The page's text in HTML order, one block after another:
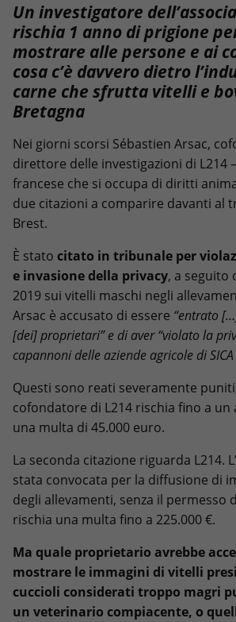
Un investigatore
rischia 1 anno di prigione
mostrare alle persone e ai
cosa c’è davvero dietro
carne che sfrutta vitelli e
Bretagna
Nei giorni scorsi Sébastien Arsac,
direttore delle investigazioni di L214
francese che si occupa di diritti
due citazioni a comparire davanti al
Brest.
È stato citato in tribunale per
e invasione della privacy, a seguito
2019 sui vitelli maschi negli
Arsac è accusato di essere “entrato
[dei] proprietari” e di aver “violato la
capannoni delle aziende agricole di SICA
Questi sono reati severamente
cofondatore di L214 rischia fino a
una multa di 45.000 euro.
La seconda citazione riguarda L214.
stata convocata per la diffusione di
degli allevamenti, senza il permesso
rischia una multa fino a 225.000 €.
Ma quale proprietario avrebbe
mostrare le immagini di vitelli
cuccioli considerati troppo magri
un veterinario compiacente, o